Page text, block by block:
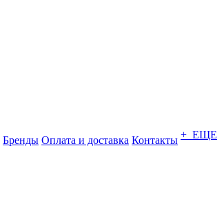
Бренды Оплата и доставка Контакты + ЕЩЕ